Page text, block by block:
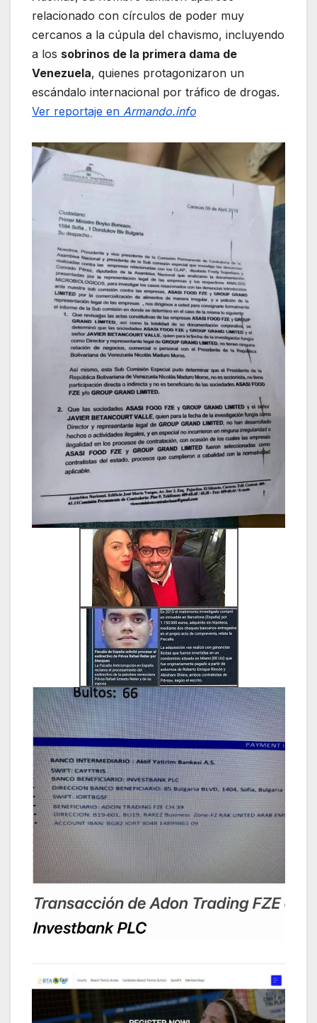
relacionado con círculos de poder muy
cercanos a la cúpula del chavismo, incluyendo
a los sobrinos de la primera dama de
Venezuela, quienes protagonizaron un
escándalo internacional por tráfico de drogas.
Ver reportaje en Armando.info